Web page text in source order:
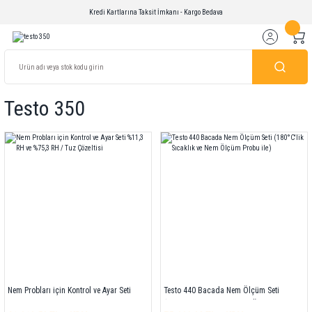
Kredi Kartlarına Taksit İmkanı - Kargo Bedava
Testo 350
Nem Probları için Kontrol ve Ayar Seti
Testo 440 Bacada Nem Ölçüm Seti